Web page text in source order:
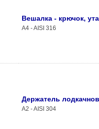
Вешалка - крючок,
A4 - AISI 316
Держатель
A2 - AISI 304